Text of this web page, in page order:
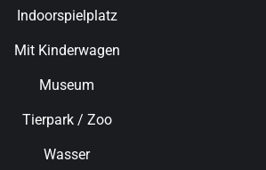
Indoorspielplatz
Mit Kinderwagen
Museum
Tierpark / Zoo
Wasser